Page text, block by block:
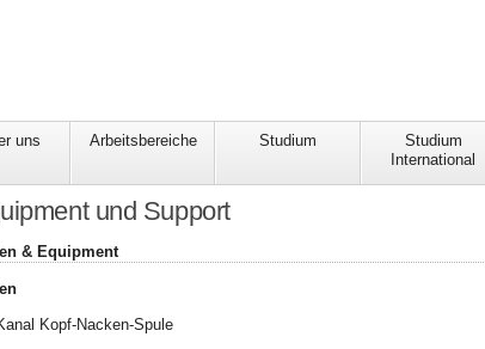
uns Arbeitsbereiche Studium
Studium
International
und Support
& Equipment
Kopf-Nacken-Spule